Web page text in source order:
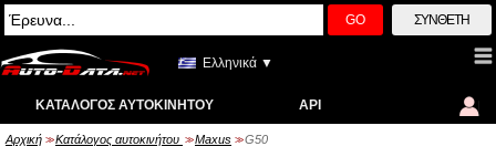
GO ΣΎΝΘΕΤΗ
Ελληνικά ▼
ΚΑΤΆΛΟΓΟΣ ΑΥΤΟΚΙΝΉΤΟΥ API
Αρχική >> Κατάλογος αυτοκινήτου >> Maxus >> G50